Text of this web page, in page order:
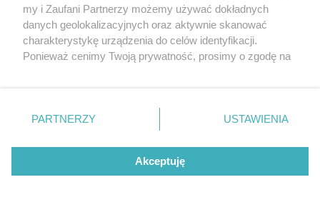
Nasze serwisy
Aktualności
Tcz24
Historia miasta
Muzyka i kultura
Archiwum wydarzeń
Zdjęcia miasta
my i Zaufani Partnerzy możemy używać dokładnych
danych geolokalizacyjnych oraz aktywnie skanować
charakterystykę urządzenia do celów identyfikacji.
Ponieważ cenimy Twoją prywatność, prosimy o zgodę na
znajdujący się w lewym dolnym rogu strony
. Niektóre
przetwarzaniu. Preferencje będą miały zastosowania tylko
PARTNERZY USTAWIENIA
Akceptuję